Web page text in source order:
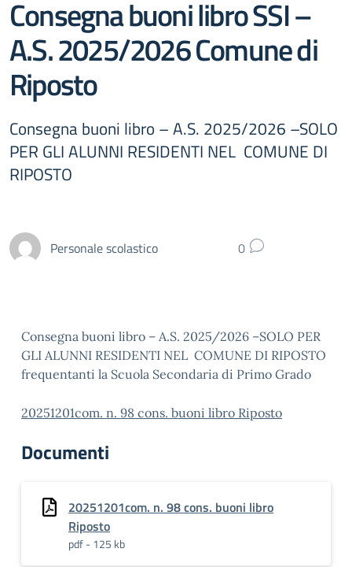
Consegna buoni libro SSI –
A.S. 2025/2026 Comune di
Riposto
Consegna buoni libro – A.S. 2025/2026 –SOLO
PER GLI ALUNNI RESIDENTI NEL COMUNE DI
RIPOSTO
Personale scolastico 0
Consegna buoni libro – A.S. 2025/2026 –SOLO PER
GLI ALUNNI RESIDENTI NEL COMUNE DI RIPOSTO
frequentanti la Scuola Secondaria di Primo Grado
20251201com. n. 98 cons. buoni libro Riposto
Documenti
20251201com. n. 98 cons. buoni libro
Riposto
pdf - 125 kb